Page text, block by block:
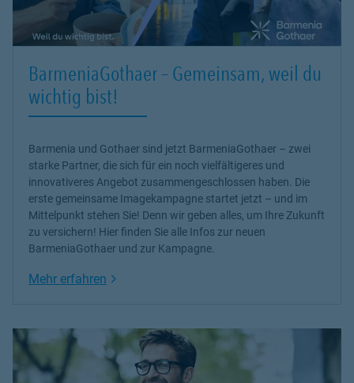
BarmeniaGothaer – Gemeinsam, weil du
wichtig bist!
Barmenia und Gothaer sind jetzt BarmeniaGothaer – zwei
starke Partner, die sich für ein noch vielfältigeres und
innovativeres Angebot zusammengeschlossen haben. Die
erste gemeinsame Imagekampagne startet jetzt – und im
Mittelpunkt stehen Sie! Denn wir geben alles, um Ihre Zukunft
zu versichern! Hier finden Sie alle Infos zur neuen
BarmeniaGothaer und zur Kampagne.
Mehr erfahren Link Opens in New Tab